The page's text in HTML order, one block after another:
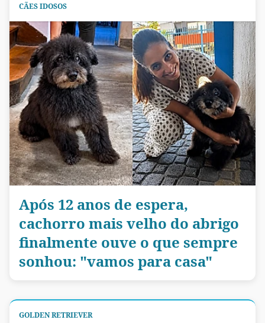
CÃES IDOSOS
Após 12 anos de espera,
cachorro mais velho do abrigo
finalmente ouve o que sempre
sonhou: "vamos para casa"
GOLDEN RETRIEVER